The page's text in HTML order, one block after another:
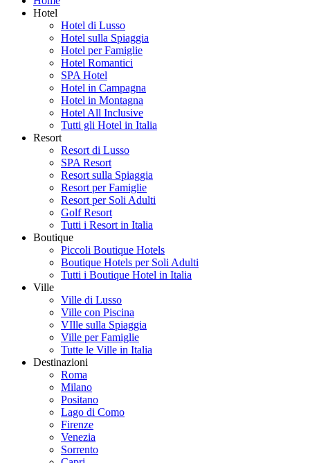
Hotel
Hotel di Lusso
Hotel sulla Spiaggia
Hotel per Famiglie
Hotel Romantici
SPA Hotel
Hotel in Campagna
Hotel in Montagna
Hotel All Inclusive
Tutti gli Hotel in Italia
Resort
Resort di Lusso
SPA Resort
Resort sulla Spiaggia
Resort per Famiglie
Resort per Soli Adulti
Golf Resort
Tutti i Resort in Italia
Boutique
Piccoli Boutique Hotels
Boutique Hotels per Soli Adulti
Tutti i Boutique Hotel in Italia
Ville
Ville di Lusso
Ville con Piscina
VIlle sulla Spiaggia
Ville per Famiglie
Tutte le Ville in Italia
Destinazioni
Roma
Milano
Positano
Lago di Como
Firenze
Venezia
Sorrento